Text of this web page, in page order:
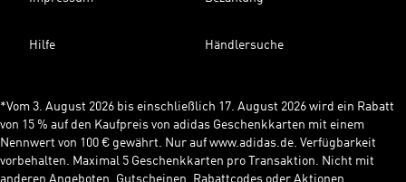
Hilfe Händlersuche
*Vom 3. August 2026 bis einschließlich 17. August 2026 wird ein Rabatt
von 15 % auf den Kaufpreis von adidas Geschenkkarten mit einem
Nennwert von 100 € gewährt. Nur auf www.adidas.de. Verfügbarkeit
vorbehalten. Maximal 5 Geschenkkarten pro Transaktion. Nicht mit
anderen Angeboten, Gutscheinen, Rabattcodes oder Aktionen